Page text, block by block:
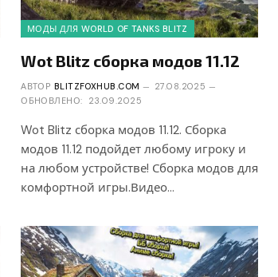
МОДЫ ДЛЯ WORLD OF TANKS BLITZ
Wot Blitz сборка модов 11.12
АВТОР BLITZFOXHUB.COM
27.08.2025
ОБНОВЛЕНО:
23.09.2025
Wot Blitz сборка модов 11.12. Сборка
модов 11.12 подойдет любому игроку и
на любом устройстве! Сборка модов для
комфортной игры.Видео…